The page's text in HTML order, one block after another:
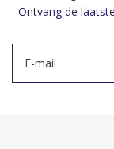
Ontvang de